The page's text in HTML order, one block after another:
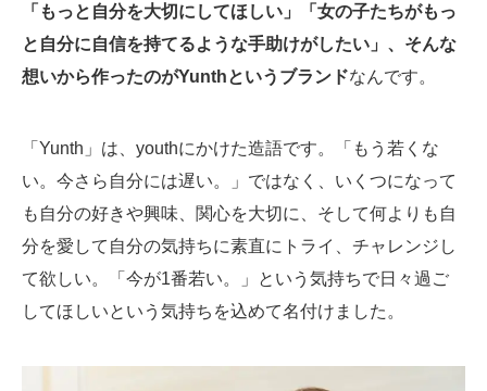
「もっと自分を大切にしてほしい」「女の子たちがもっ
と自分に自信を持てるような手助けがしたい」、そんな
想いから作ったのがYunthというブランドなんです。
「Yunth」は、youthにかけた造語です。「もう若くな
い。今さら自分には遅い。」ではなく、いくつになって
も自分の好きや興味、関心を大切に、そして何よりも自
分を愛して自分の気持ちに素直にトライ、チャレンジし
て欲しい。「今が1番若い。」という気持ちで日々過ご
してほしいという気持ちを込めて名付けました。